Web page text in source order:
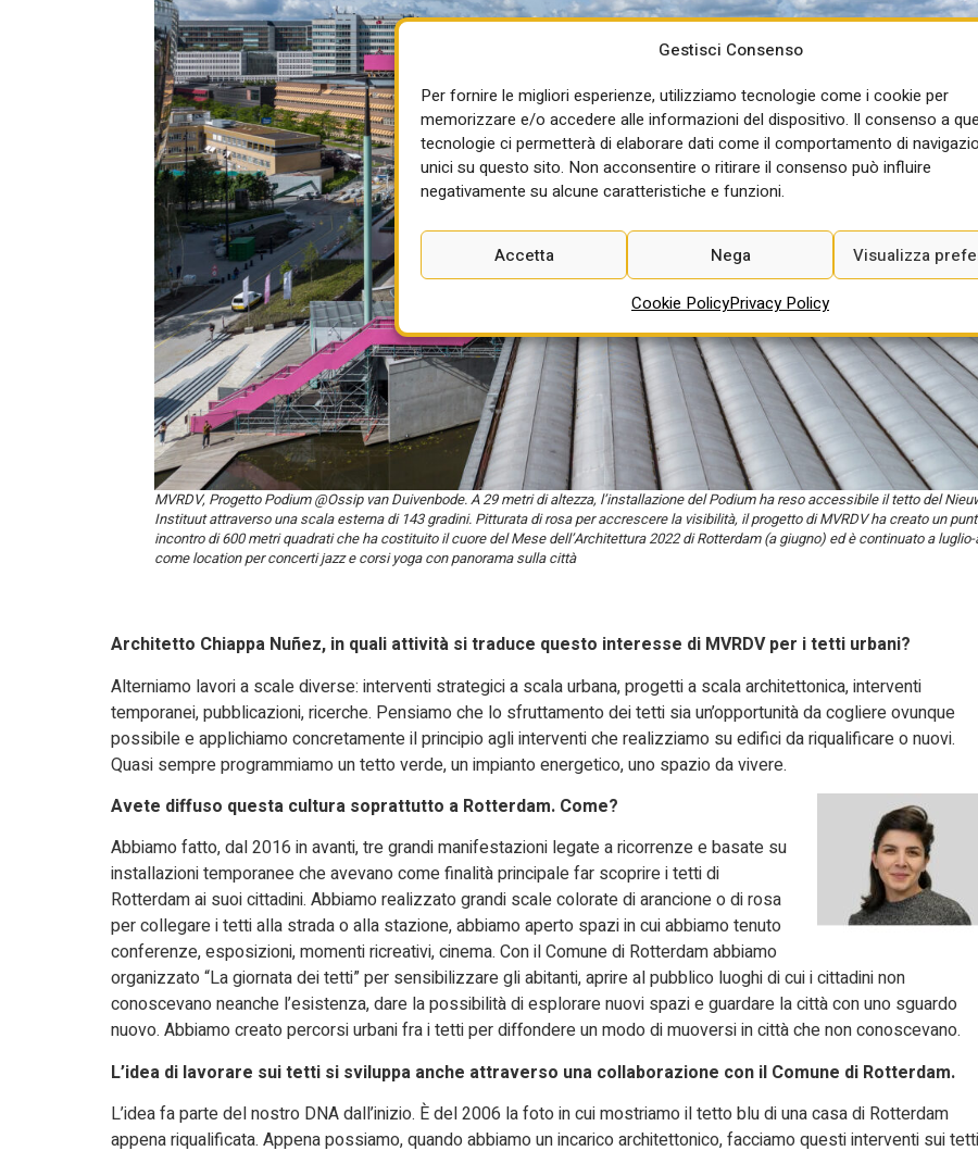
Gestisci Consenso
Per fornire le migliori esperienze, utilizziamo tecnologie come i cookie per
memorizzare e/o accedere alle informazioni del dispositivo. Il consenso a
tecnologie ci permetterà di elaborare dati come il comportamento di
unici su questo sito. Non acconsentire o ritirare il consenso può influire
negativamente su alcune caratteristiche e funzioni.
Accetta Nega Visualizza
Cookie PolicyPrivacy Policy
MVRDV, Progetto Podium @Ossip van Duivenbode. A 29 metri di altezza, l’installazione del Podium ha reso accessibile il tetto del
Instituut attraverso una scala esterna di 143 gradini. Pitturata di rosa per accrescere la visibilità, il progetto di MVRDV ha creato un
incontro di 600 metri quadrati che ha costituito il cuore del Mese dell’Architettura 2022 di Rotterdam (a giugno) ed è continuato a
come location per concerti jazz e corsi yoga con panorama sulla città
Architetto Chiappa Nuñez, in quali attività si traduce questo interesse di MVRDV per i tetti urbani?
Alterniamo lavori a scale diverse: interventi strategici a scala urbana, progetti a scala architettonica, interventi
temporanei, pubblicazioni, ricerche. Pensiamo che lo sfruttamento dei tetti sia un’opportunità da cogliere ovunque
possibile e applichiamo concretamente il principio agli interventi che realizziamo su edifici da riqualificare o nuovi.
Quasi sempre programmiamo un tetto verde, un impianto energetico, uno spazio da vivere.
Avete diffuso questa cultura soprattutto a Rotterdam. Come?
Abbiamo fatto, dal 2016 in avanti, tre grandi manifestazioni legate a ricorrenze e basate su
installazioni temporanee che avevano come finalità principale far scoprire i tetti di
Rotterdam ai suoi cittadini. Abbiamo realizzato grandi scale colorate di arancione o di rosa
per collegare i tetti alla strada o alla stazione, abbiamo aperto spazi in cui abbiamo tenuto
conferenze, esposizioni, momenti ricreativi, cinema. Con il Comune di Rotterdam abbiamo
organizzato “La giornata dei tetti” per sensibilizzare gli abitanti, aprire al pubblico luoghi di cui i cittadini non
conoscevano neanche l’esistenza, dare la possibilità di esplorare nuovi spazi e guardare la città con uno sguardo
nuovo. Abbiamo creato percorsi urbani fra i tetti per diffondere un modo di muoversi in città che non conoscevano.
L’idea di lavorare sui tetti si sviluppa anche attraverso una collaborazione con il Comune di Rotterdam.
L’idea fa parte del nostro DNA dall’inizio. È del 2006 la foto in cui mostriamo il tetto blu di una casa di Rotterdam
appena riqualificata. Appena possiamo, quando abbiamo un incarico architettonico, facciamo questi interventi sui tetti